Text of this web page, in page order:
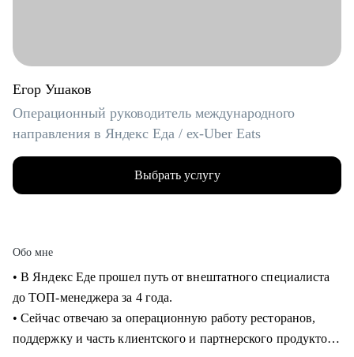
Егор Ушаков
Операционный руководитель международного
направления в Яндекс Еда / ex-Uber Eats
Выбрать услугу
Обо мне
• В Яндекс Еде прошел путь от внештатного специалиста
до ТОП-менеджера за 4 года.
• Сейчас отвечаю за операционную работу ресторанов,
поддержку и часть клиентского и партнерского продуктов